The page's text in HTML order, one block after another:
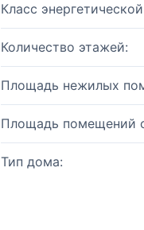
Класс
Количество этажей:
Площадь нежилых
Площадь помещений
Тип дома: